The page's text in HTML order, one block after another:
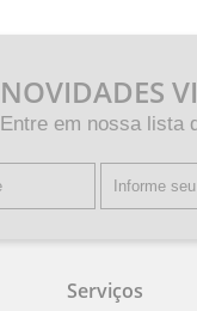
NOVIDADES
Entre em nossa lista
Serviços